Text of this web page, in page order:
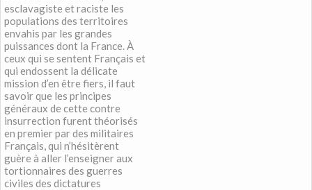
esclavagiste et raciste les
populations des territoires
envahis par les grandes
puissances dont la France. À
ceux qui se sentent Français et
qui endossent la délicate
mission d’en être fiers, il faut
savoir que les principes
généraux de cette contre
insurrection furent théorisés
en premier par des militaires
Français, qui n’hésitèrent
guère à aller l’enseigner aux
tortionnaires des guerres
civiles des dictatures